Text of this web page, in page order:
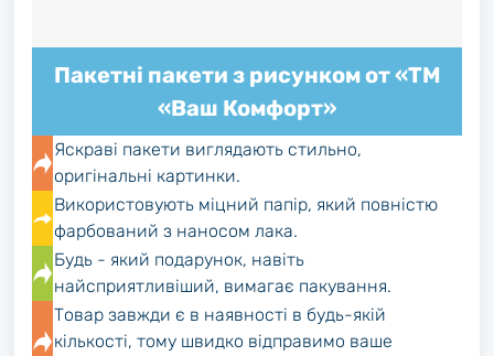
Пакетні пакети з рисунком от «ТМ
«Ваш Комфорт»
Яскраві пакети виглядають стильно,
оригінальні картинки.
Використовують міцний папір, який повністю
фарбований з наносом лака.
Будь - який подарунок, навіть
найсприятливіший, вимагає пакування.
Товар завжди є в наявності в будь-якій
кількості, тому швидко відправимо ваше